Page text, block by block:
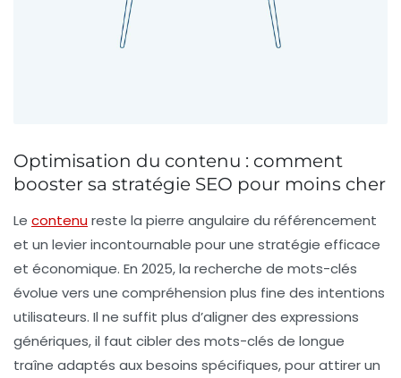
Optimisation du contenu : comment
booster sa stratégie SEO pour moins cher
Le contenureste la pierre angulaire du référencement
et un levier incontournable pour une stratégie efficace
et économique. En 2025, la recherche de mots-clés
évolue vers une compréhension plus fine des intentions
utilisateurs. Il ne suffit plus d’aligner des expressions
génériques, il faut cibler des mots-clés de longue
traîne adaptés aux besoins spécifiques, pour attirer un